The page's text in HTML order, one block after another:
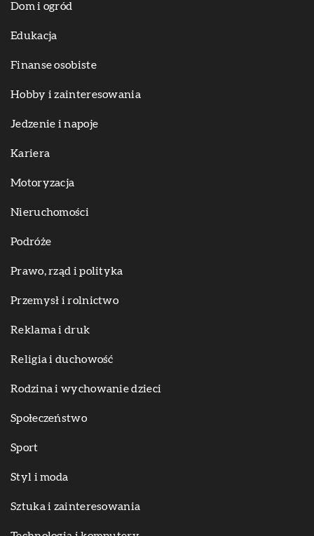
Dom i ogród
Edukacja
Finanse osobiste
Hobby i zainteresowania
Jedzenie i napoje
Kariera
Motoryzacja
Nieruchomości
Podróże
Prawo, rząd i polityka
Przemysł i rolnictwo
Reklama i druk
Religia i duchowość
Rodzina i wychowanie dzieci
Społeczeństwo
Sport
Styl i moda
Sztuka i zainteresowania